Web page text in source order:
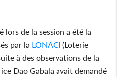
de la session a été la
par la LONACI (Loterie
à des observations de la
Dao Gabala avait demandé